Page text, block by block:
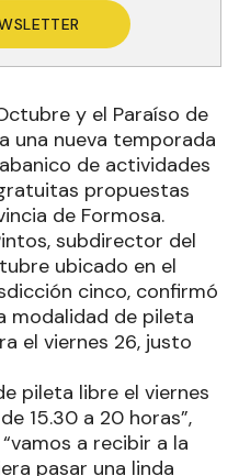
y el Paraíso de
una nueva temporada
de actividades
propuestas
de Formosa.
subdirector del
ubicado en el
cinco, confirmó
modalidad de pileta
el viernes 26, justo
pileta libre el viernes
15.30 a 20 horas”,
a recibir a la
pasar una linda